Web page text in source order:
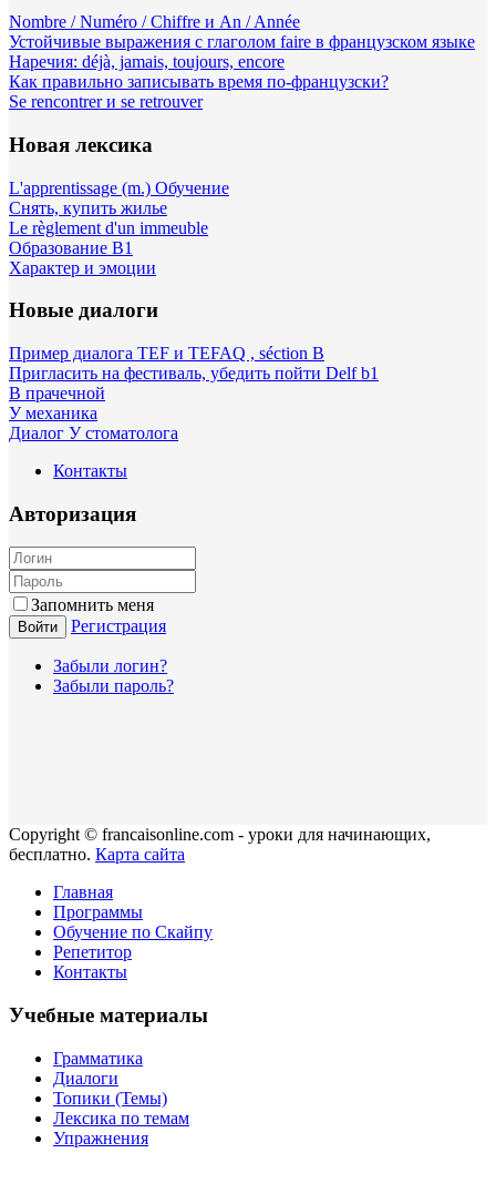
Nombre / Numéro / Chiffre и An / Année
Устойчивые выражения с глаголом faire в французском языке
Наречия: déjà, jamais, toujours, encore
Как правильно записывать время по-французски?
Se rencontrer и se retrouver
Новая лексика
L'apprentissage (m.) Обучение
Снять, купить жилье
Le règlement d'un immeuble
Образование B1
Характер и эмоции
Новые диалоги
Пример диалога TEF и TEFAQ , séction B
Пригласить на фестиваль, убедить пойти Delf b1
В прачечной
У механика
Диалог У стоматолога
Контакты
Авторизация
Запомнить меня
Войти Регистрация
Забыли логин?
Забыли пароль?
Copyright © francaisonline.com - уроки для начинающих,
бесплатно. Карта сайта
Главная
Программы
Обучение по Скайпу
Репетитор
Контакты
Учебные материалы
Грамматика
Диалоги
Топики (Темы)
Лексика по темам
Упражнения